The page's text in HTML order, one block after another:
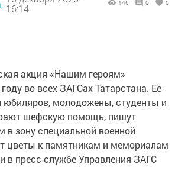
16:14
146 0 0
акция «Нашим героям»
во всех ЗАГСах Татарстана. Ее
юбиляров, молодожены, студенты и
шефскую помощь, пишут
в зону специальной военной
цветы к памятникам и мемориалам
в пресс-службе Управления ЗАГС